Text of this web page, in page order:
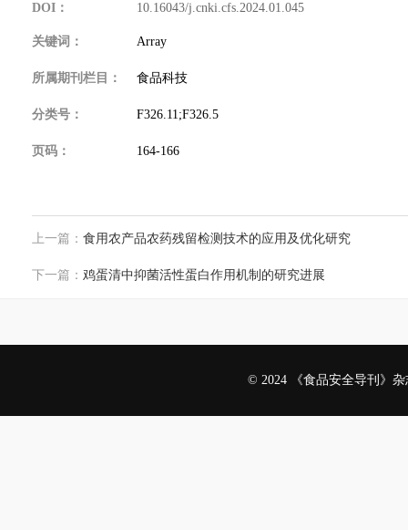
DOI： 10.16043/j.cnki.cfs.2024.01.045
关键词： Array
所属期刊栏目： 食品科技
分类号： F326.11;F326.5
页码： 164-166
上一篇： 食用农产品农药残留检测技术的应用及优化研究
下一篇： 鸡蛋清中抑菌活性蛋白作用机制的研究进展
© 2024 《食品安全导刊》